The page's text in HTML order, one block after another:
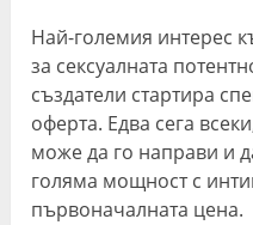
Най-големия интерес
за сексуалната
създатели стартира
оферта. Едва сега
може да го направи и
голяма мощност с
първоначалната цена.